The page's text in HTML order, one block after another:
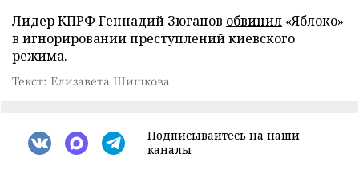
Лидер КПРФ Геннадий Зюганов обвинил «Яблоко»
в игнорировании преступлений киевского
режима.
Текст: Елизавета Шишкова
Подписывайтесь на наши
каналы